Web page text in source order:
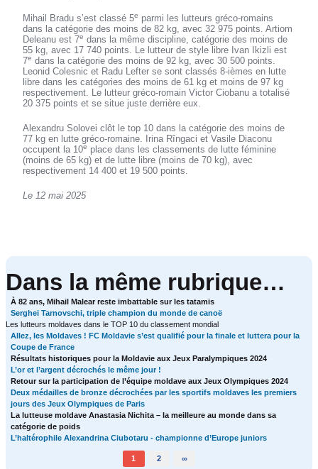
Mihail Bradu s’est classé 5e parmi les lutteurs gréco-romains
dans la catégorie des moins de 82 kg, avec 32 975 points. Artiom
Deleanu est 7e dans la même discipline, catégorie des moins de
55 kg, avec 17 740 points. Le lutteur de style libre Ivan Ikizli est
7e dans la catégorie des moins de 92 kg, avec 30 500 points.
Leonid Colesnic et Radu Lefter se sont classés 8-ièmes en lutte
libre dans les catégories des moins de 61 kg et moins de 97 kg
respectivement. Le lutteur gréco-romain Victor Ciobanu a totalisé
20 375 points et se situe juste derrière eux.
Alexandru Solovei clôt le top 10 dans la catégorie des moins de
77 kg en lutte gréco-romaine. Irina Rîngaci et Vasile Diaconu
occupent la 10e place dans les classements de lutte féminine
(moins de 65 kg) et de lutte libre (moins de 70 kg), avec
respectivement 14 400 et 19 500 points.
Le 12 mai 2025
Dans la même rubrique…
À 82 ans, Mihail Malear reste imbattable sur les tatamis
Serghei Tarnovschi, triple champion du monde de canoë
Les lutteurs moldaves dans le TOP 10 du classement mondial
Allez, les Moldaves ! FC Moldavie s’est qualifié pour la finale et luttera pour la
Coupe de France
Résultats historiques pour la Moldavie aux Jeux Paralympiques 2024
L’or et l’argent décrochés le même jour !
Retour sur la participation de l’équipe moldave aux Jeux Olympiques 2024
Deux médailles de bronze décrochées par les sportifs moldaves les premiers
jours des Jeux Olympiques de Paris
La lutteuse moldave Anastasia Nichita – la meilleure au monde dans sa
catégorie de poids
L’haltérophile Alexandrina Ciubotaru - championne d’Europe juniors
1 2 ∞